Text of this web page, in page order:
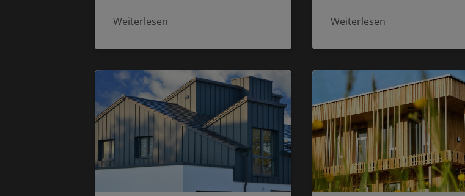
Weiterlesen Weiterlesen